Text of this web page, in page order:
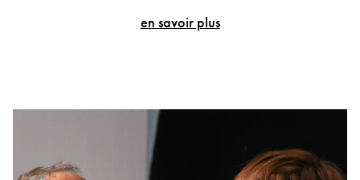
en savoir plus